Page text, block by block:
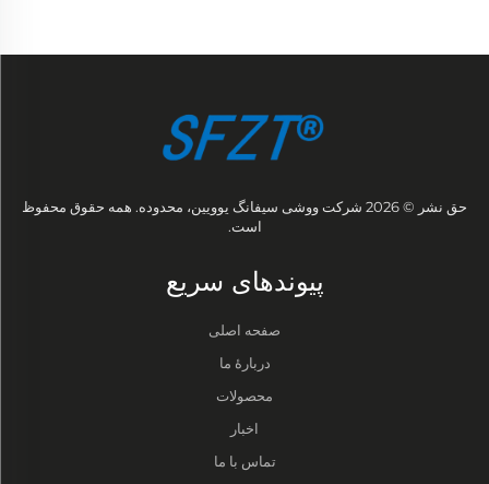
حق نشر © 2026 شرکت ووشی سیفانگ یوویین، محدوده. همه حقوق محفوظ
است.
پیوند‌های سریع
صفحه اصلی
دربارهٔ ما
محصولات
اخبار
تماس با ما